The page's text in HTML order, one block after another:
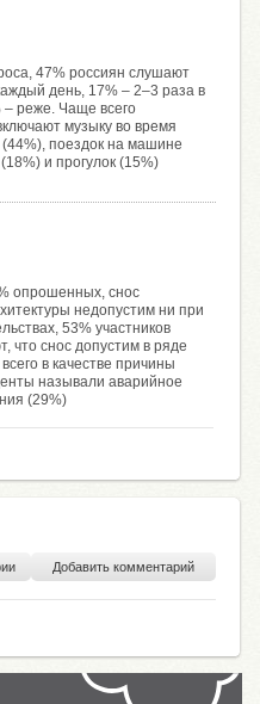
47% россиян слушают
день, 17% – 2–3 раза в
реже. Чаще всего
музыку во время
поездок на машине
и прогулок (15%)
опрошенных, снос
недопустим ни при
53% участников
что снос допустим в ряде
в качестве причины
называли аварийное
(29%)
Добавить комментарий